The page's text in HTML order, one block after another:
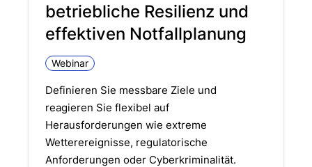
betriebliche Resilienz und
effektiven Notfallplanung
Webinar
Definieren Sie messbare Ziele und
reagieren Sie flexibel auf
Herausforderungen wie extreme
Wetterereignisse, regulatorische
Anforderungen oder Cyberkriminalität.